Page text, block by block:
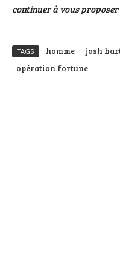
continuer à vous
TAGS homme josh
opération fortune